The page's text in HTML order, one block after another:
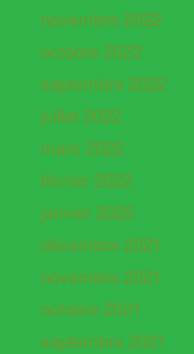
novembre 2022
octobre 2022
septembre 2022
juillet 2022
mars 2022
février 2022
janvier 2022
décembre 2021
novembre 2021
octobre 2021
septembre 2021